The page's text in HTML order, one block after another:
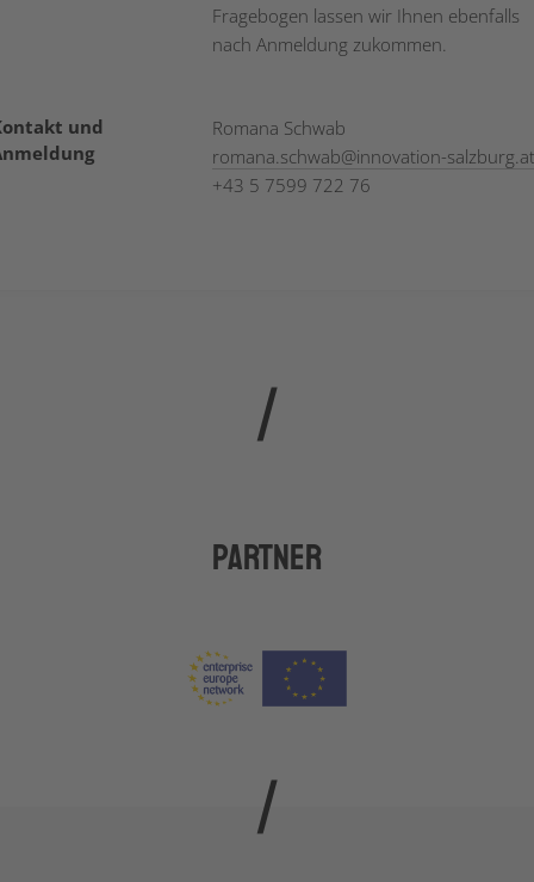
Fragebogen lassen wir Ihnen ebenfalls
nach Anmeldung zukommen.
und
Romana Schwab
romana.schwab@innovation-salzburg.at
+43 5 7599 722 76
Partner